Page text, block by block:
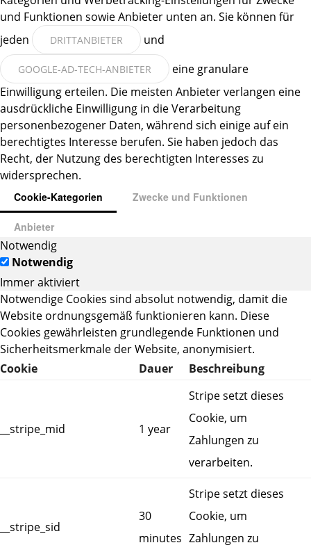
und Funktionen sowie Anbieter unten an. Sie können für
jeden
DRITTANBIETER und
GOOGLE-AD-TECH-ANBIETER
eine granulare
Einwilligung erteilen. Die meisten Anbieter verlangen eine
ausdrückliche Einwilligung in die Verarbeitung
personenbezogener Daten, während sich einige auf ein
berechtigtes Interesse berufen. Sie haben jedoch das
Recht, der Nutzung des berechtigten Interesses zu
widersprechen.
Cookie-Kategorien Zwecke und Funktionen
Anbieter
Notwendig
Notwendig
Immer aktiviert
Notwendige Cookies sind absolut notwendig, damit die
Website ordnungsgemäß funktionieren kann. Diese
Cookies gewährleisten grundlegende Funktionen und
Sicherheitsmerkmale der Website, anonymisiert.
Cookie
Dauer Beschreibung
__stripe_mid 1 year
Stripe setzt dieses
Cookie, um
Zahlungen zu
verarbeiten.
__stripe_sid
30
minutes
Stripe setzt dieses
Cookie, um
Zahlungen zu